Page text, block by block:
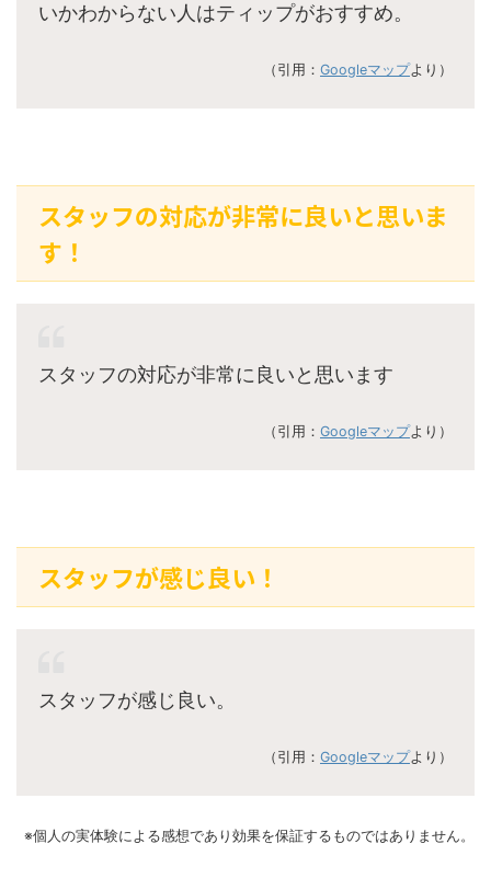
いかわからない人はティップがおすすめ。
（引用： Googleマップより）
スタッフの対応が非常に良いと思いま
す！
スタッフの対応が非常に良いと思います
（引用： Googleマップより）
スタッフが感じ良い！
スタッフが感じ良い。
（引用： Googleマップより）
※個人の実体験による感想であり効果を保証するものではありません。